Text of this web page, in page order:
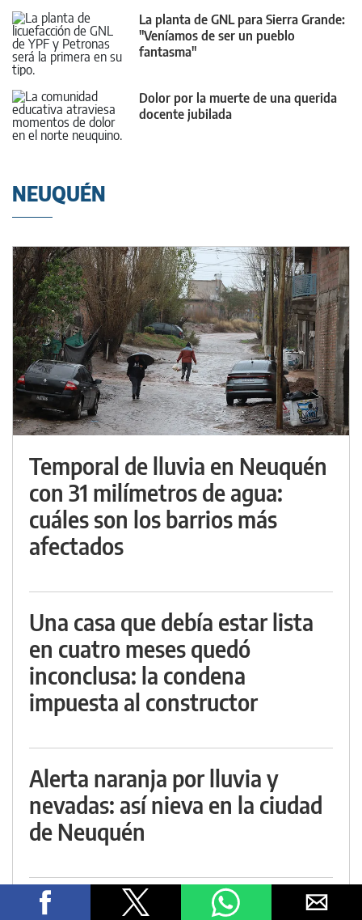
La planta de GNL para Sierra Grande:
"Veníamos de ser un pueblo
fantasma"
Dolor por la muerte de una querida
docente jubilada
NEUQUÉN
Temporal de lluvia en Neuquén
con 31 milímetros de agua:
cuáles son los barrios más
afectados
Una casa que debía estar lista
en cuatro meses quedó
inconclusa: la condena
impuesta al constructor
Alerta naranja por lluvia y
nevadas: así nieva en la ciudad
de Neuquén
Una nena dejó de respirar en